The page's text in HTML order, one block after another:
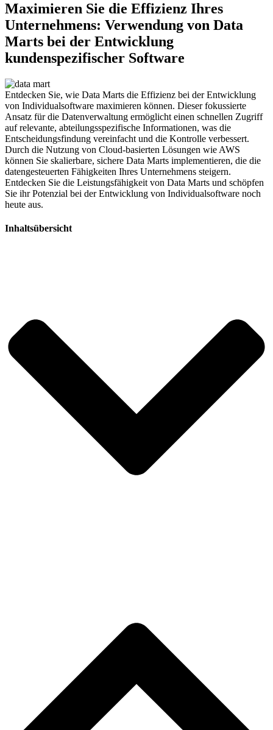
Maximieren Sie die Effizienz Ihres
Unternehmens: Verwendung von Data
Marts bei der Entwicklung
kundenspezifischer Software
Entdecken Sie, wie Data Marts die Effizienz bei der Entwicklung
von Individualsoftware maximieren können. Dieser fokussierte
Ansatz für die Datenverwaltung ermöglicht einen schnellen Zugriff
auf relevante, abteilungsspezifische Informationen, was die
Entscheidungsfindung vereinfacht und die Kontrolle verbessert.
Durch die Nutzung von Cloud-basierten Lösungen wie AWS
können Sie skalierbare, sichere Data Marts implementieren, die die
datengesteuerten Fähigkeiten Ihres Unternehmens steigern.
Entdecken Sie die Leistungsfähigkeit von Data Marts und schöpfen
Sie ihr Potenzial bei der Entwicklung von Individualsoftware noch
heute aus.
Inhaltsübersicht